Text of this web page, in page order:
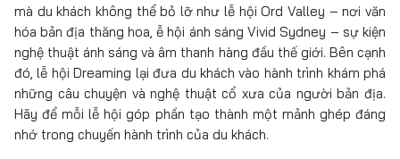
mà du khách không thể bỏ lỡ như lễ hội Ord Valley – nơi văn
hóa bản địa thăng hoa, ễ hội ánh sáng Vivid Sydney – sự kiện
nghệ thuật ánh sáng và âm thanh hàng đầu thế giới. Bên cạnh
đó, lễ hội Dreaming lại đưa du khách vào hành trình khám phá
những câu chuyện và nghệ thuật cổ xưa của người bản địa.
Hãy để mỗi lễ hội góp phần tạo thành một mảnh ghép đáng
nhớ trong chuyến hành trình của du khách.